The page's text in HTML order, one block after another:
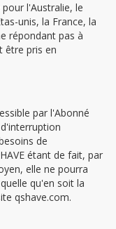
l'Australie, le
unis, la France, la
répondant pas à
être pris en
par l'Abonné
de
étant de fait, par
elle ne pourra
qu'en soit la
qshave.com.